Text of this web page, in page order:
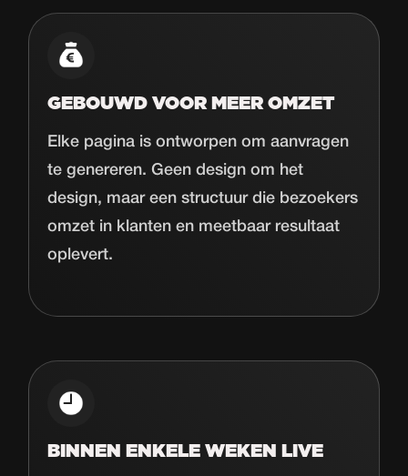
GEBOUWD VOOR MEER OMZET
Elke pagina is ontworpen om aanvragen
te genereren. Geen design om het
design, maar een structuur die bezoekers
omzet in klanten en meetbaar resultaat
oplevert.
BINNEN ENKELE WEKEN LIVE